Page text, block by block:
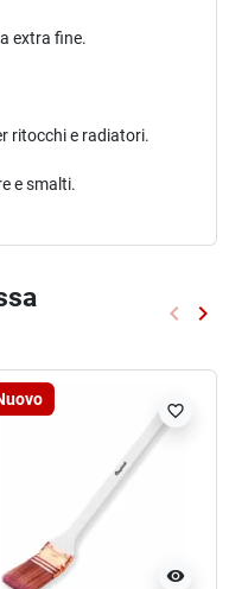
extra fine.
ritocchi e radiatori.
e smalti.
keyboard_arrow_left keyboard_arrow_right
visibility
favorite_border